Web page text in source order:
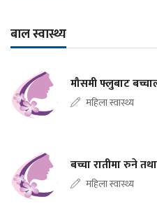
बाल स्वास्थ्य
मौसमी फ्लुबाट
महिला स्वास्थ्य
बच्चा रातीमा रुने
महिला स्वास्थ्य